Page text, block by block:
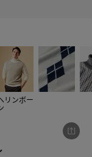
リンボー
トル